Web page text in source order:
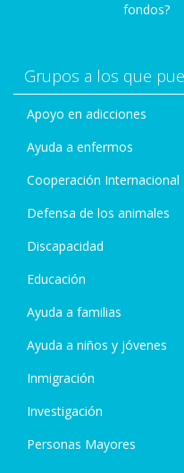
fondos?
Grupos a los que
Apoyo en adicciones
Ayuda a enfermos
Cooperación Internacional
Defensa de los animales
Discapacidad
Educación
Ayuda a familias
Ayuda a niños y jóvenes
Inmigración
Investigación
Personas Mayores